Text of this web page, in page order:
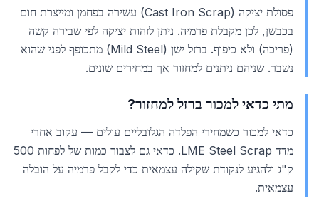
פסולת יציקה (Cast Iron Scrap) עשירה בפחמן ומייצרת חום
בכבשן, לכן מקבלת פרמיה. ניתן לזהות יציקה לפי שבירה קשה
(פריכה) ולא כיפוף. ברזל ישן (Mild Steel) מתכופף לפני שהוא
נשבר. שניהם ניתנים למחזור אך במחירים שונים.
מתי כדאי למכור ברזל למחזור?
כדאי למכור כשמחירי הפלדה הגלובליים עולים — עקוב אחרי
מדד LME Steel Scrap. כדאי גם לצבור כמות של לפחות 500
ק"ג ולהגיע לנקודת שקילה עצמאית כדי לקבל פרמיה על הובלה
עצמאית.